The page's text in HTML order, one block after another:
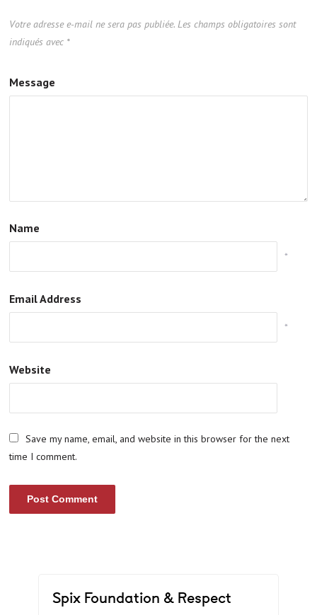
Votre adresse e-mail ne sera pas publiée. Les champs obligatoires sont
indiqués avec *
Message
Name
*
Email Address
*
Website
Save my name, email, and website in this browser for the next
time I comment.
Spix Foundation & Respect